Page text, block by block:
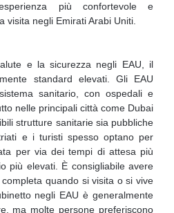
più confortevole e
visita negli Emirati Arabi Uniti.
e la sicurezza negli EAU, il
standard elevati. Gli EAU
sanitario, con ospedali e
nelle principali città come Dubai
strutture sanitarie sia pubbliche
e i turisti spesso optano per
per via dei tempi di attesa più
più elevati. È consigliabile avere
quando si visita o si vive
negli EAU è generalmente
ma molte persone preferiscono